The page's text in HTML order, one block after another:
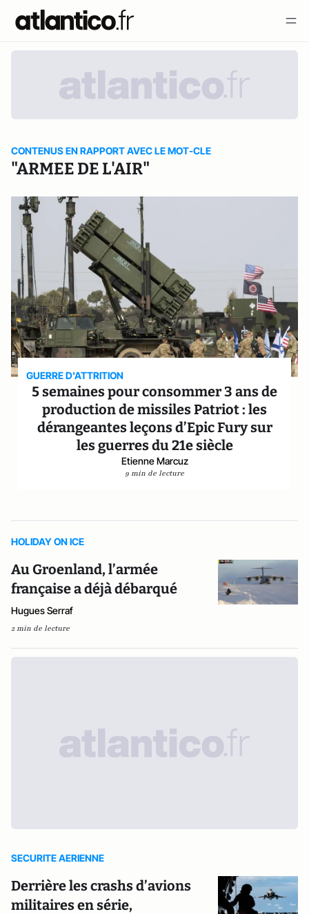
CONTENUS EN RAPPORT AVEC LE MOT-CLE
"ARMEE DE L'AIR"
GUERRE D'ATTRITION
5 semaines pour consommer 3 ans de
production de missiles Patriot : les
dérangeantes leçons d’Epic Fury sur
les guerres du 21e siècle
Etienne Marcuz
9 min de lecture
HOLIDAY ON ICE
Au Groenland, l’armée
française a déjà débarqué
Hugues Serraf
2 min de lecture
SECURITE AERIENNE
Derrière les crashs d’avions
militaires en série,